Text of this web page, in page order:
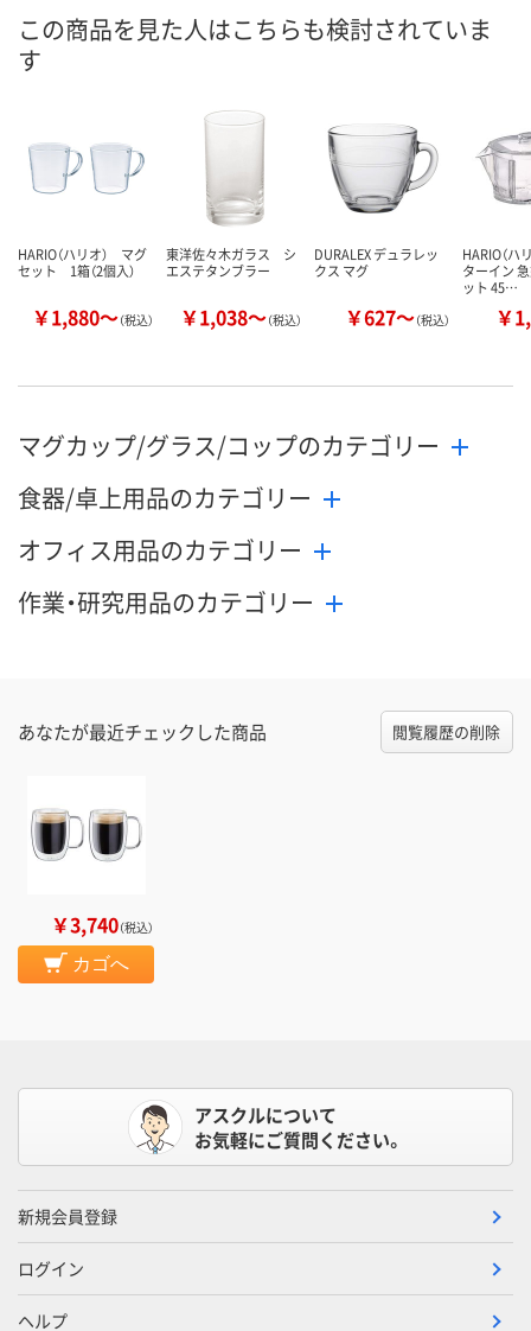
8月11日（火）
カゴへ カゴへ
この商品を見た人はこちらも検討されていま
す
HARIO（ハリオ） マグ
セット 1箱（2個入）
￥1,880～（税込）
東洋佐々木ガラス シ
エステタンブラー
￥1,038～（税込）
DURALEX デュラレッ
クス マグ
￥627～（税込）
HARIO（ハ
ターイン
ット 45…
￥
マグカップ/グラス/コップのカテゴリー
食器/卓上用品のカテゴリー
オフィス用品のカテゴリー
作業・研究用品のカテゴリー
あなたが最近チェックした商品 閲覧履歴の削除
￥3,740（税込）
カゴへ
アスクルについて
お気軽にご質問ください。
新規会員登録
ログイン
ヘルプ